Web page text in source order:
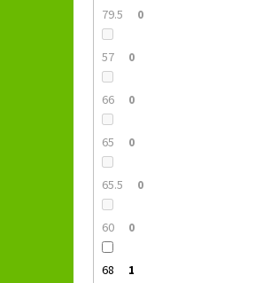
79.5 0
57 0
66 0
65 0
65.5 0
60 0
68 1